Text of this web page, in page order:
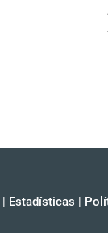
| Estadísticas |